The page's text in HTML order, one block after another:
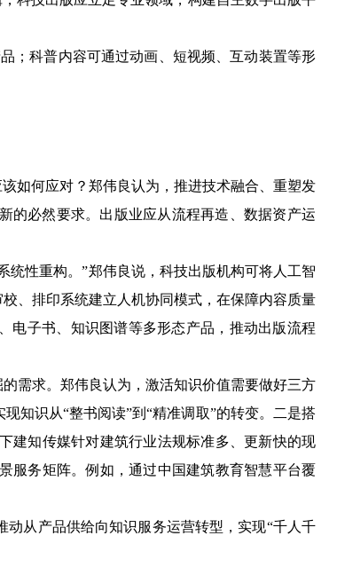
科普内容可通过动画、短视频、互动装置等形
如何应对？郑伟良认为，推进技术融合、重塑发
的必然要求。出版业应从流程再造、数据资产运
性重构。”郑伟良说，科技出版机构可将人工智
、排印系统建立人机协同模式，在保障内容质量
电子书、知识图谱等多形态产品，推动出版流程
需求。郑伟良认为，激活知识价值需要做好三方
知识从“整书阅读”到“精准调取”的转变。二是搭
建知传媒针对建筑行业法规标准多、更新快的现
服务矩阵。例如，通过中国建筑教育智慧平台覆
从产品供给向知识服务运营转型，实现“千人千